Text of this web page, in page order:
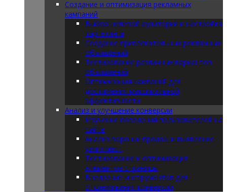
Создание и оптимизация рекламных
кампаний
Выбор целевой аудитории и настройка
таргетинга
Создание привлекательных рекламных
объявлений
Тестирование различных вариантов
объявлений
Оптимизация кампаний для
достижения максимальной
эффективности
Анализ и улучшение конверсии
Изучение поведения пользователей на
сайте
Анализ воронки продаж и выявление
узких мест
Тестирование и оптимизация
элементов страницы
Внедрение инструментов для
отслеживания конверсии